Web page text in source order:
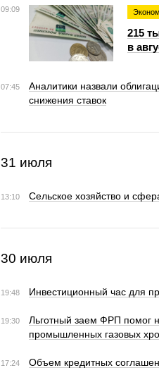
09:09
215
в
07:45
Аналитики назвали
снижения ставок
31 июля
13:10 Сельское хозяйство и
30 июля
19:48 Инвестиционный час для
19:30
Льготный заем ФРП помог
промышленных газовых
17:24 Объем кредитных